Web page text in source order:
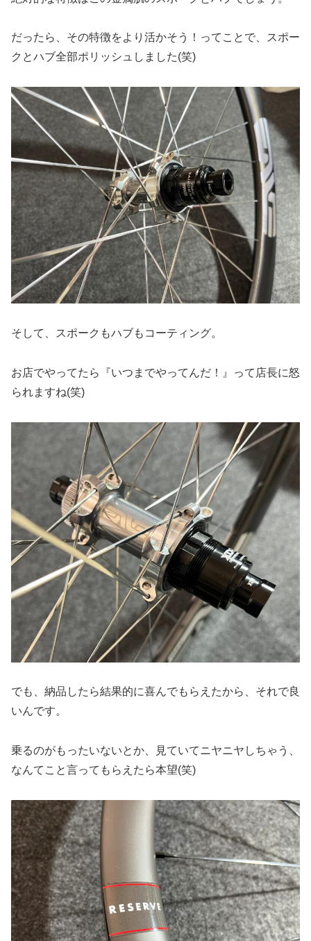
だったら、その特徴をより活かそう！ってことで、スポー
クとハブ全部ポリッシュしました(笑)
そして、スポークもハブもコーティング。
お店でやってたら『いつまでやってんだ！』って店長に怒
られますね(笑)
でも、納品したら結果的に喜んでもらえたから、それで良
いんです。
乗るのがもったいないとか、見ていてニヤニヤしちゃう、
なんてこと言ってもらえたら本望(笑)